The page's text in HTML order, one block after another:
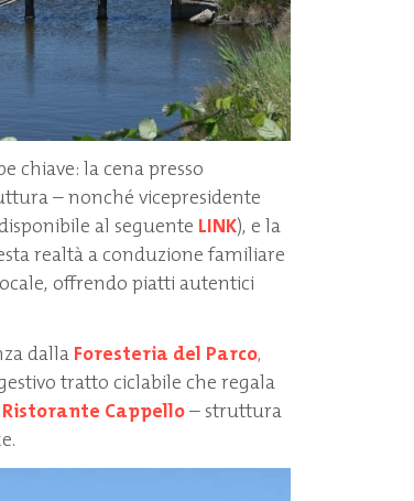
chiave: la cena presso
– nonché vicepresidente
al seguente LINK), e la
realtà a conduzione familiare
offrendo piatti autentici
dalla Foresteria del Parco,
tratto ciclabile che regala
Ristorante Cappello– struttura